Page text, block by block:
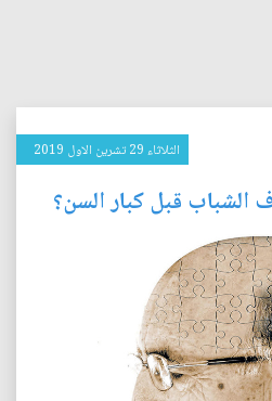
الثلاثاء 29 تشرين الاول 2019
الشباب قبل كبار السن؟